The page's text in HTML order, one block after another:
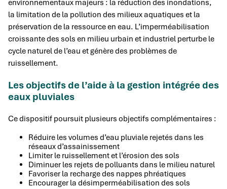
environnementaux majeurs : la réduction des inondations,
la limitation de la pollution des milieux aquatiques et la
préservation de la ressource en eau. L’imperméabilisation
croissante des sols en milieu urbain et industriel perturbe le
cycle naturel de l’eau et génère des problèmes de
ruissellement.
Les objectifs de l’aide à la gestion intégrée des
eaux pluviales
Ce dispositif poursuit plusieurs objectifs complémentaires :
Réduire les volumes d’eau pluviale rejetés dans les
réseaux d’assainissement
Limiter le ruissellement et l’érosion des sols
Diminuer les rejets de polluants dans le milieu naturel
Favoriser la recharge des nappes phréatiques
Encourager la désimperméabilisation des sols